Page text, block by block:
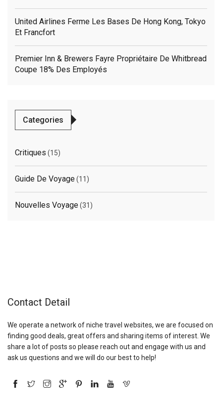
United Airlines Ferme Les Bases De Hong Kong, Tokyo
Et Francfort
Premier Inn & Brewers Fayre Propriétaire De Whitbread
Coupe 18% Des Employés
Categories
Critiques (15)
Guide De Voyage(11)
Nouvelles Voyage(31)
Contact Detail
We operate a network of niche travel websites, we are focused on
finding good deals, great offers and sharing items of interest. We
share a lot of posts so please reach out and engage with us and
ask us questions and we will do our best to help!